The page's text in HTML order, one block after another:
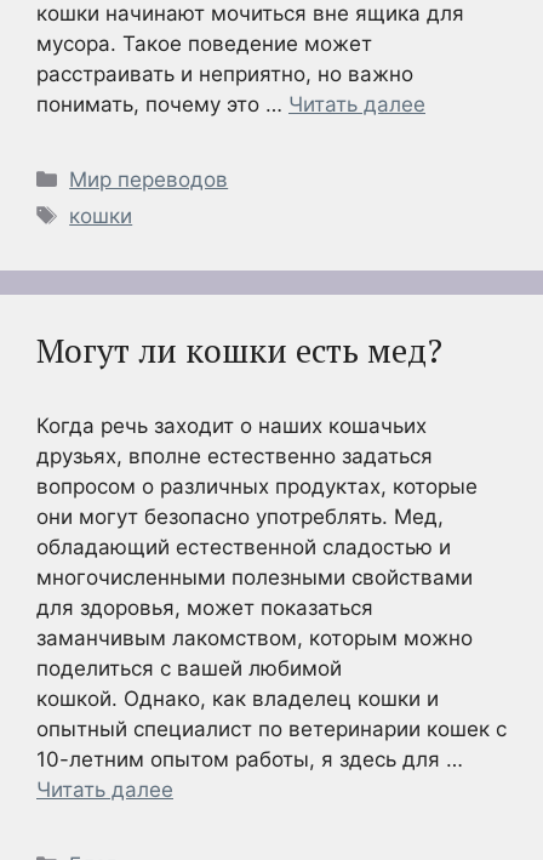
кошки начинают мочиться вне ящика для
мусора. Такое поведение может
расстраивать и неприятно, но важно
понимать, почему это … Читать далее
Рубрики
Мир переводов
Метки
кошки
Могут ли кошки есть мед?
Когда речь заходит о наших кошачьих
друзьях, вполне естественно задаться
вопросом о различных продуктах, которые
они могут безопасно употреблять. Мед,
обладающий естественной сладостью и
многочисленными полезными свойствами
для здоровья, может показаться
заманчивым лакомством, которым можно
поделиться с вашей любимой
кошкой. Однако, как владелец кошки и
опытный специалист по ветеринарии кошек с
10-летним опытом работы, я здесь для …
Читать далее